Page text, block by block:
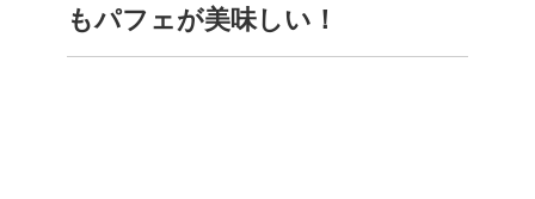
もパフェが美味しい！